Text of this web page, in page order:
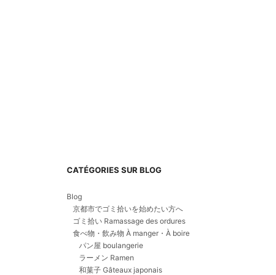
CATÉGORIES SUR BLOG
Blog
京都市でゴミ拾いを始めたい方へ
ゴミ拾い Ramassage des ordures
食べ物・飲み物 À manger・À boire
パン屋 boulangerie
ラーメン Ramen
和菓子 Gâteaux japonais